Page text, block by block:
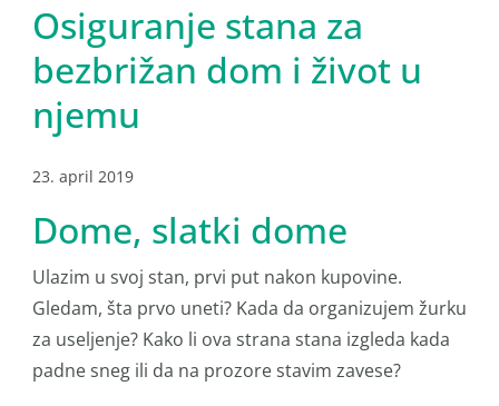
Osiguranje stana za
bezbrižan dom i život u
njemu
23. april 2019
Dome, slatki dome
Ulazim u svoj stan, prvi put nakon kupovine.
Gledam, šta prvo uneti? Kada da organizujem žurku
za useljenje? Kako li ova strana stana izgleda kada
padne sneg ili da na prozore stavim zavese?